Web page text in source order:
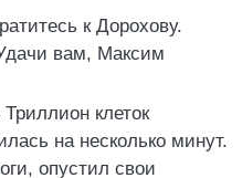
к Дорохову.
вам, Максим
клеток
на несколько минут.
опустил свои